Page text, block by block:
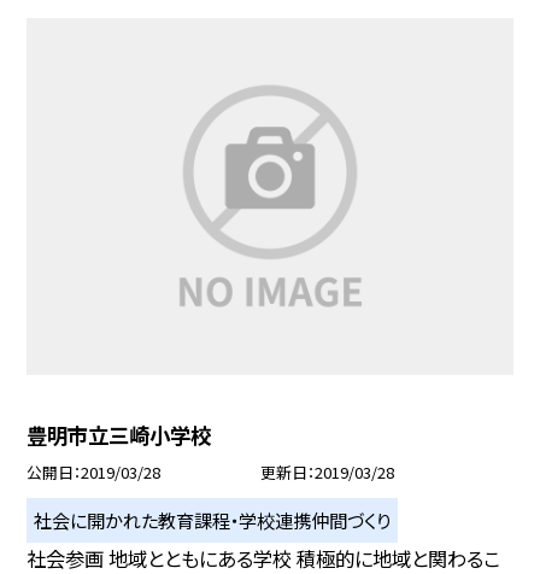
豊明市立三崎小学校
公開日 2019/03/28 更新日 2019/03/28
社会に開かれた教育課程・学校連携仲間づくり
社会参画 地域とともにある学校 積極的に地域と関わるこ